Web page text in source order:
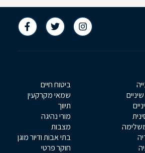
ביטוח חיים
שמאי מקרקעין
תיווך
מורי נהיגה
מצבות
בתי אבות ודיור מוגן
חוקר פרטי